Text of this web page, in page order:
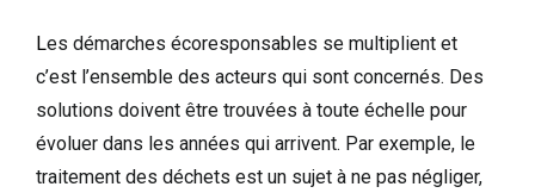
Les démarches écoresponsables se multiplient et
c’est l’ensemble des acteurs qui sont concernés. Des
solutions doivent être trouvées à toute échelle pour
évoluer dans les années qui arrivent. Par exemple, le
traitement des déchets est un sujet à ne pas négliger,